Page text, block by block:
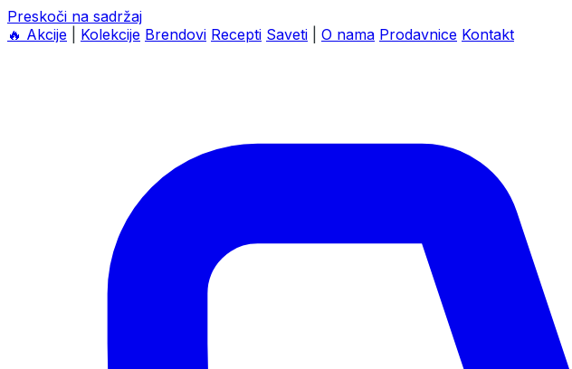
Preskoči na sadržaj
🔥 Akcije Kolekcije Brendovi Recepti Saveti O nama Prodavnice Kontakt